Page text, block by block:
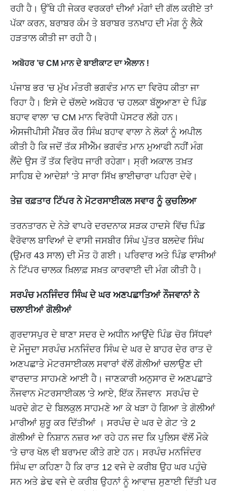
ਰਹੀ ਹੈ। ਉੱਥੇ ਹੀ ਜੇਕਰ ਵਰਕਰਾਂ ਦੀਆਂ ਮੰਗਾਂ ਦੀ ਗੱਲ ਕਰੀਏ ਤਾਂ
ਪੱਕਾ ਕਰਨ, ਬਰਾਬਰ ਕੰਮ ਤੇ ਬਰਾਬਰ ਤਨਖਾਹ ਦੀ ਮੰਗ ਨੂੰ ਲੈਕੇ
ਹੜਤਾਲ ਕੀਤੀ ਜਾ ਰਹੀ ਹੈ।
ਅਬੋਹਰ ’ਚ CM ਮਾਨ ਦੇ ਬਾਈਕਾਟ ਦਾ ਐਲਾਨ !
ਪੰਜਾਬ ਭਰ ’ਚ ਮੁੱਖ ਮੰਤਰੀ ਭਗਵੰਤ ਮਾਨ ਦਾ ਵਿਰੋਧ ਕੀਤਾ ਜਾ
ਰਿਹਾ ਹੈ। ਇਸੇ ਦੇ ਚੱਲਦੇ ਅਬੋਹਰ ’ਚ ਹਲਕਾ ਬੱਲੂਆਣਾ ਦੇ ਪਿੰਡ
ਬਹਾਵ ਵਾਲਾ ’ਚ CM ਮਾਨ ਵਿਰੋਧੀ ਪੋਸਟਰ ਲੱਗੇ ਹਨ।
ਐਸਜੀਪੀਸੀ ਮੈਂਬਰ ਕੌਰ ਸਿੰਘ ਬਹਾਵ ਵਾਲਾ ਨੇ ਲੋਕਾਂ ਨੂੰ ਅਪੀਲ
ਕੀਤੀ ਹੈ ਕਿ ਜਦੋਂ ਤੱਕ ਸੀਐੱਮ ਭਗਵੰਤ ਮਾਨ ਮੁਆਫੀ ਨਹੀਂ ਮੰਗ
ਲੈਂਦੇ ਉਸ ਤੋਂ ਤੱਕ ਵਿਰੋਧ ਜਾਰੀ ਰਹੇਗਾ। ਸ੍ਰੀ ਅਕਾਲ ਤਖ਼ਤ
ਸਾਹਿਬ ਦੇ ਆਦੇਸ਼ਾਂ ’ਤੇ ਸਾਰਾ ਸਿੱਖ ਭਾਈਚਾਰਾ ਪਹਿਰਾ ਦੇਵੇ।
ਤੇਜ਼ ਰਫ਼ਤਾਰ ਟਿੱਪਰ ਨੇ ਮੋਟਰਸਾਈਕਲ ਸਵਾਰ ਨੂੰ ਕੁਚਲਿਆ
ਤਰਨਤਾਰਨ ਦੇ ਨੇੜੇ ਵਾਪਰੇ ਦਰਦਨਾਕ ਸੜਕ ਹਾਦਸੇ ਵਿੱਚ ਪਿੰਡ
ਵੈਰੋਵਾਲ ਬਾਵਿਆਂ ਦੇ ਵਾਸੀ ਜਸਬੀਰ ਸਿੰਘ ਪੁੱਤਰ ਬਲਦੇਵ ਸਿੰਘ
(ਉਮਰ 43 ਸਾਲ) ਦੀ ਮੌਤ ਹੋ ਗਈ। ਪਰਿਵਾਰ ਅਤੇ ਪਿੰਡ ਵਾਸੀਆਂ
ਨੇ ਟਿੱਪਰ ਚਾਲਕ ਖ਼ਿਲਾਫ਼ ਸਖ਼ਤ ਕਾਰਵਾਈ ਦੀ ਮੰਗ ਕੀਤੀ ਹੈ।
ਸਰਪੰਚ ਮਨਜਿੰਦਰ ਸਿੰਘ ਦੇ ਘਰ ਅਣਪਛਾਤਿਆਂ ਨੌਜਵਾਨਾਂ ਨੇ
ਚਲਾਈਆਂ ਗੋਲੀਆਂ
ਗੁਰਦਾਸਪੁਰ ਦੇ ਥਾਣਾ ਸਦਰ ਦੇ ਅਧੀਨ ਆਉਂਦੇ ਪਿੰਡ ਚੋਰ ਸਿੱਧਵਾਂ
ਦੇ ਮੌਜੂਦਾ ਸਰਪੰਚ ਮਨਜਿੰਦਰ ਸਿੰਘ ਦੇ ਘਰ ਦੇ ਬਾਹਰ ਦੇਰ ਰਾਤ ਦੋ
ਅਣਪਛਾਤੇ ਮੋਟਰਸਾਈਕਲ ਸਵਾਰਾਂ ਵੱਲੋਂ ਗੋਲੀਆਂ ਚਲਾਉਣ ਦੀ
ਵਾਰਦਾਤ ਸਾਹਮਣੇ ਆਈ ਹੈ। ਜਾਣਕਾਰੀ ਅਨੁਸਾਰ ਦੋ ਅਣਪਛਾਤੇ
ਨੌਜਵਾਨ ਮੋਟਰਸਾਈਕਲ 'ਤੇ ਆਏ, ਇੱਕ ਨੌਜਵਾਨ ਸਰਪੰਚ ਦੇ
ਘਰਦੇ ਗੇਟ ਦੇ ਬਿਲਕੁਲ ਸਾਹਮਣੇ ਆ ਕੇ ਖੜਾ ਹੋ ਗਿਆ ਤੇ ਗੋਲੀਆਂ
ਮਾਰੀਆਂ ਸ਼ੁਰੂ ਕਰ ਦਿੱਤੀਆਂ । ਸਰਪੰਚ ਦੇ ਘਰ ਦੇ ਗੇਟ 'ਤੇ 2
ਗੋਲੀਆਂ ਦੇ ਨਿਸ਼ਾਨ ਨਜ਼ਰ ਆ ਰਹੇ ਹਨ ਜਦ ਕਿ ਪੁਲਿਸ ਵੱਲੋਂ ਮੌਕੇ
'ਤੇ ਚਾਰ ਖੋਲ ਵੀ ਬਰਾਮਦ ਕੀਤੇ ਗਏ ਹਨ। ਸਰਪੰਚ ਮਨਜਿੰਦਰ
ਸਿੰਘ ਦਾ ਕਹਿਣਾ ਹੈ ਕਿ ਰਾਤ 12 ਵਜੇ ਦੇ ਕਰੀਬ ਉਹ ਘਰ ਪਹੁੰਚੇ
ਸਨ ਅਤੇ ਡੇਢ ਵਜੇ ਦੇ ਕਰੀਬ ਉਹਨਾਂ ਨੂੰ ਆਵਾਜ਼ ਸੁਣਾਈ ਦਿੱਤੀ ਪਰ